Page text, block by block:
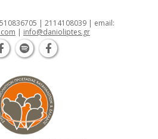
| 2114108039 | email:
| info@danioliptes.gr